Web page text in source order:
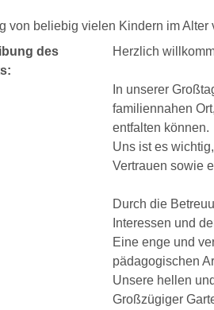
von beliebig vielen Kindern im Alter
des
Herzlich
In unserer
familiennahen
entfalten können.
Uns ist es
Vertrauen sowie
Durch die
Interessen und
Eine enge und
pädagogischen
Unsere hellen
Großzügiger